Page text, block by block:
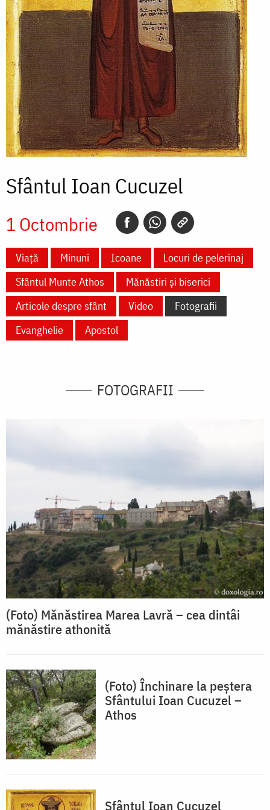
Sfântul Ioan Cucuzel
1 Octombrie
Viață Minuni Icoane
Locuri de pelerinaj
Sfântul Munte Athos
Mănăstiri și biserici
Articole despre sfânt
Video
Fotografii
Evanghelie
Apostol
FOTOGRAFII
(Foto) Mănăstirea Marea Lavră – cea dintâi
mănăstire athonită
(Foto) Închinare la peştera
Sfântului Ioan Cucuzel –
Athos
Sfântul Ioan Cucuzel